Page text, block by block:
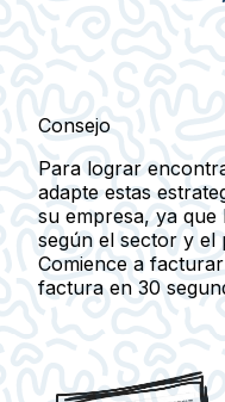
Consejo
Para lograr
adapte estas
su empresa, ya
según el sector y el
Comience a
factura en 30